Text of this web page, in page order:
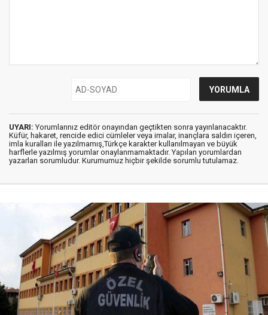
UYARI: Yorumlarınız editör onayından geçtikten sonra yayınlanacaktır.
Küfür, hakaret, rencide edici cümleler veya imalar, inançlara saldırı içeren,
imla kuralları ile yazılmamış,Türkçe karakter kullanılmayan ve büyük
harflerle yazılmış yorumlar onaylanmamaktadır. Yapılan yorumlardan
yazarları sorumludur. Kurumumuz hiçbir şekilde sorumlu tutulamaz.